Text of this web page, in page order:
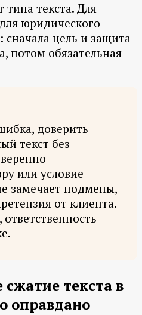
типа текста. Для
юридического
сначала цель и защита
потом обязательная
доверить
текст без
или условие
замечает подмены,
от клиента.
текста в
оправдано